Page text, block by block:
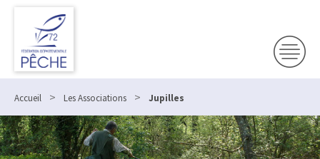
Accueil > Les Associations > Jupilles